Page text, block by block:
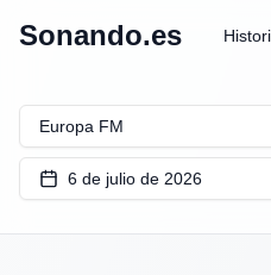
Sonando.es
Europa FM
6 de julio de 2026